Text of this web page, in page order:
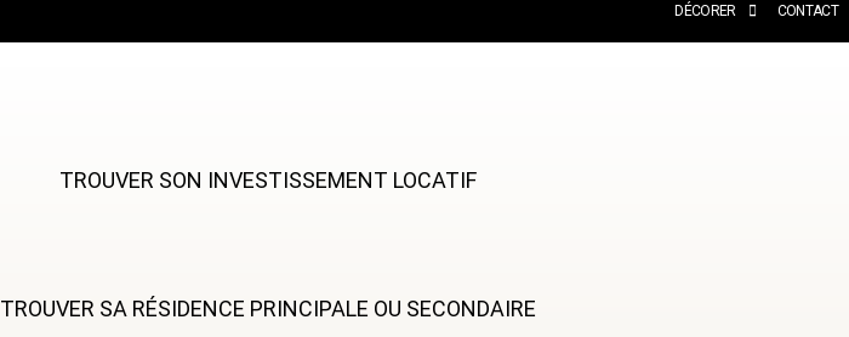
DÉCORER CONTACT
TROUVER SON INVESTISSEMENT LOCATIF
TROUVER SA RÉSIDENCE PRINCIPALE OU SECONDAIRE